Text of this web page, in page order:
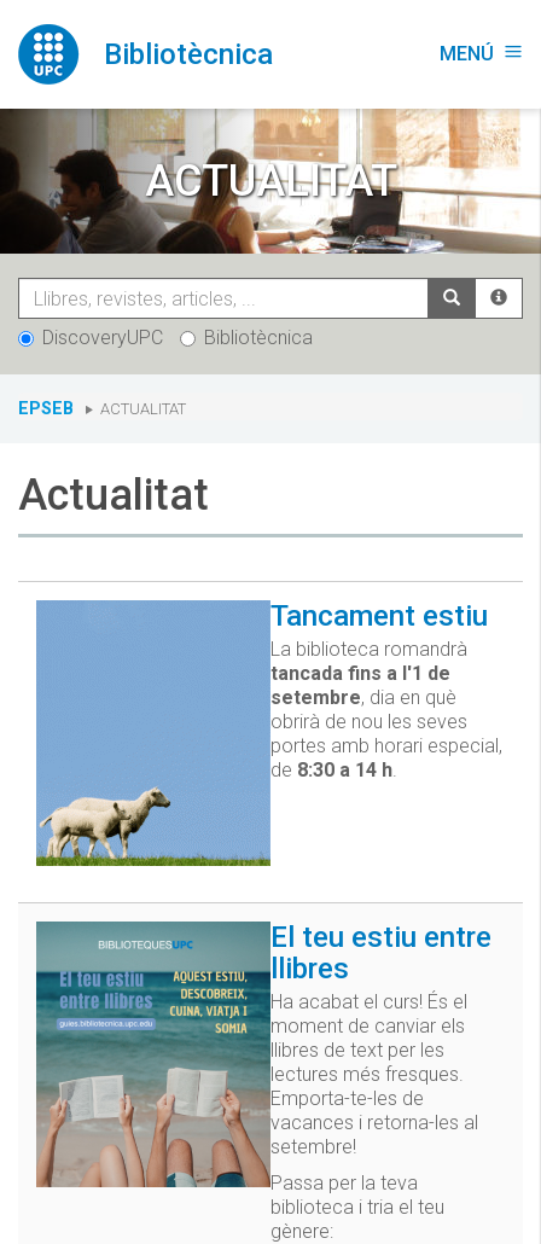
contingut
Bibliotècnica MENÚ menu
ACTUALITAT
DiscoveryUPC Bibliotècnica
You
EPSEB ACTUALITAT
Actualitat
Tancament estiu
La biblioteca romandrà
tancada fins a l'1 de
setembre, dia en què
obrirà de nou les seves
portes amb horari especial,
de 8:30 a 14 h
El teu estiu entre
llibres
Ha acabat el curs! És el
moment de canviar els
llibres de text per les
lectures més fresques.
Emporta-te-les de
vacances i retorna-les al
setembre!
Passa per la teva
biblioteca i tria el teu
gènere: